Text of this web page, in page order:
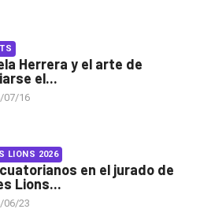
Herrera y el arte de
el...
07/16
LIONS 2026
en el jurado de
Lions...
06/23